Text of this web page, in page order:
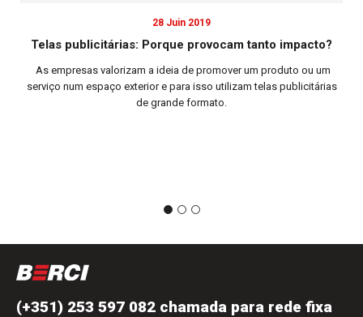
28 Juin 2019
Telas publicitárias: Porque provocam tanto impacto?
As empresas valorizam a ideia de promover um produto ou um
serviço num espaço exterior e para isso utilizam telas publicitárias
de grande formato.
(+351) 253 597 082 chamada para rede fixa